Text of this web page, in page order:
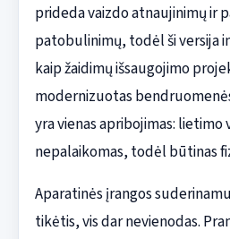
prideda vaizdo atnaujinimų ir
patobulinimų, todėl ši versija
kaip žaidimų išsaugojimo
modernizuotas
yra vienas apribojimas: lietimo
nepalaikomas, todėl būtinas
Aparatinės įrangos
tikėtis, vis dar nevienodas.